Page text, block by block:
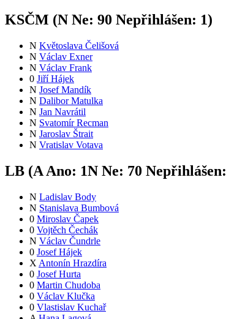
KSČM (N Ne: 90 Nepřihlášen: 1)
N Květoslava Čelišová
N Václav Exner
N Václav Frank
0 Jiří Hájek
N Josef Mandík
N Dalibor Matulka
N Jan Navrátil
N Svatomír Recman
N Jaroslav Štrait
N Vratislav Votava
LB (A Ano: 1N Ne: 70 Nepřihlášen:
N Ladislav Body
N Stanislava Bumbová
0 Miroslav Čapek
0 Vojtěch Čechák
N Václav Čundrle
0 Josef Hájek
X Antonín Hrazdíra
0 Josef Hurta
0 Martin Chudoba
0 Václav Klučka
0 Vlastislav Kuchař